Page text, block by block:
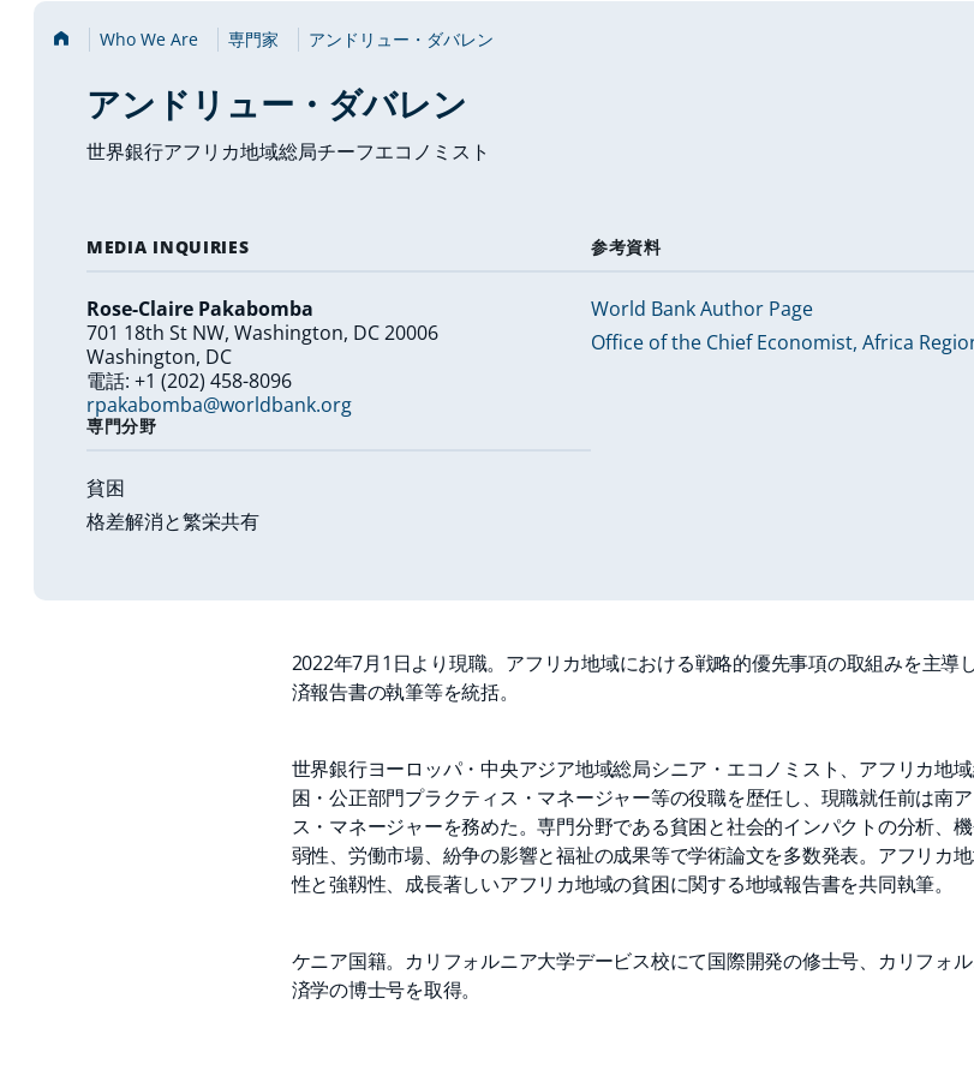
Home Who We Are 専門家 アンドリュー・ダバレン
アンドリュー・ダバレン
世界銀行アフリカ地域総局チーフエコノミスト
MEDIA INQUIRIES
Rose-Claire Pakabomba
701 18th St NW, Washington, DC 20006
Washington, DC
電話: +1 (202) 458-8096
rpakabomba@worldbank.org
参考資料
World Bank Author Page
Office of the Chief Economist, Africa
専門分野
貧困
格差解消と繁栄共有
2022年7月1日より現職。アフリカ地域における戦略的優先事項の取組みを主導
済報告書の執筆等を統括。
世界銀行ヨーロッパ・中央アジア地域総局シニア・エコノミスト、アフリカ地
困・公正部門プラクティス・マネージャー等の役職を歴任し、現職就任前は南
ス・マネージャーを務めた。専門分野である貧困と社会的インパクトの分析、
弱性、労働市場、紛争の影響と福祉の成果等で学術論文を多数発表。アフリカ
性と強靱性、成長著しいアフリカ地域の貧困に関する地域報告書を共同執筆。
ケニア国籍。カリフォルニア大学デービス校にて国際開発の修士号、カリフォ
済学の博士号を取得。